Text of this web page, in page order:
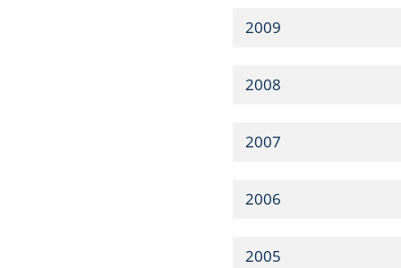
2009
2008
2007
2006
2005